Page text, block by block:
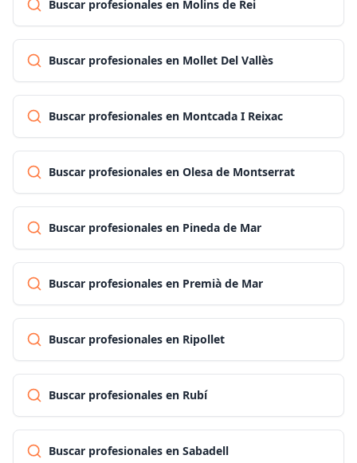
Buscar profesionales en Molins de Rei
Buscar profesionales en Mollet Del Vallès
Buscar profesionales en Montcada I Reixac
Buscar profesionales en Olesa de Montserrat
Buscar profesionales en Pineda de Mar
Buscar profesionales en Premià de Mar
Buscar profesionales en Ripollet
Buscar profesionales en Rubí
Buscar profesionales en Sabadell